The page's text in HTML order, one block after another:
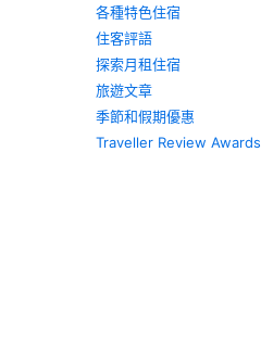
各種特色住宿
住客評語
探索月租住宿
旅遊文章
季節和假期優惠
Traveller Review Awards